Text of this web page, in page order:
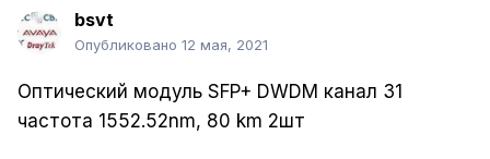
bsvt
Опубликовано 12 мая, 2021
Оптический модуль SFP+ DWDM канал 31
частота 1552.52nm, 80 km 2шт